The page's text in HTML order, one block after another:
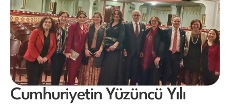
Cumhuriyetin Yüzüncü Yılı